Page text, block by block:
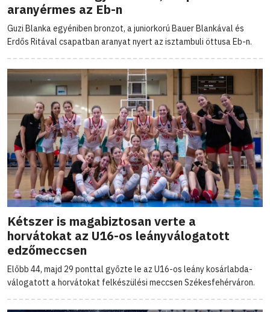
aranyérmes az Eb-n
Guzi Blanka egyéniben bronzot, a juniorkorú Bauer Blankával és
Erdős Ritával csapatban aranyat nyert az isztambuli öttusa Eb-n.
Kétszer is magabiztosan verte a
horvátokat az U16-os leányválogatott
edzőmeccsen
Előbb 44, majd 29 ponttal győzte le az U16-os leány kosárlabda-
válogatott a horvátokat felkészülési meccsen Székesfehérváron.